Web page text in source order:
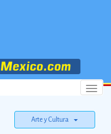
Menu
Arte y Cultura